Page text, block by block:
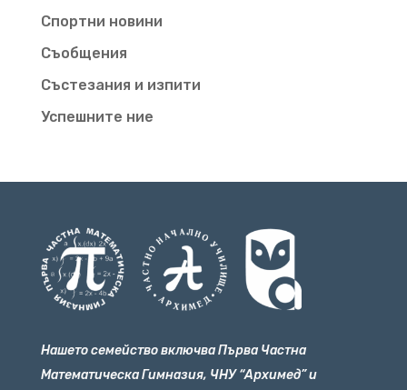
Спортни новини
Съобщения
Състезания и изпити
Успешните ние
Нашето семейство включва Първа Частна
Математическа Гимназия, ЧНУ “Архимед” и